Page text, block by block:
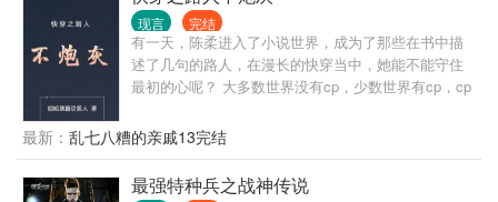
现言 完结
有一天，陈柔进入了小说世界，成为了那些在书中描
述了几句的路人，在漫长的快穿当中，她能不能守住
最初的心呢？ 大多数世界没有cp，少数世界有cp，cp
最新： 乱七八糟的亲戚13完结
最强特种兵之战神传说